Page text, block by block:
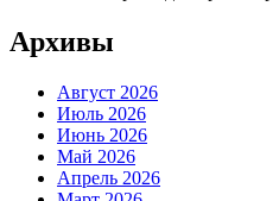
Архивы
Август 2026
Июль 2026
Июнь 2026
Май 2026
Апрель 2026